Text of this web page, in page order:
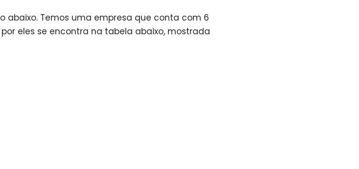
abaixo. Temos uma empresa que conta com 6
eles se encontra na tabela abaixo, mostrada